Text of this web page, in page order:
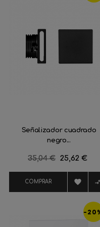
Señalizador cuadrado
negro...
Precio
35,04 € Precio
25,62 €
COMPRAR 
-